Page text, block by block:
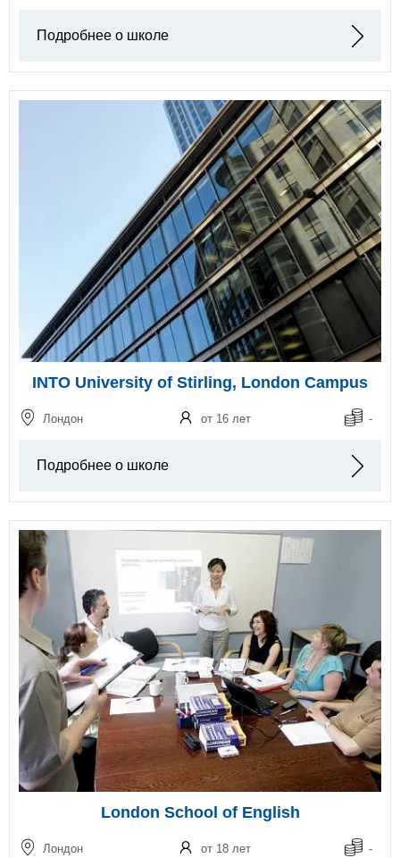
Подробнее о школе
INTO University of Stirling, London Campus
Лондон от 16 лет -
Подробнее о школе
London School of English
Лондон от 18 лет -